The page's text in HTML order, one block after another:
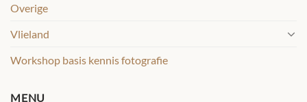
Overige
Vlieland
Workshop basis kennis fotografie
MENU